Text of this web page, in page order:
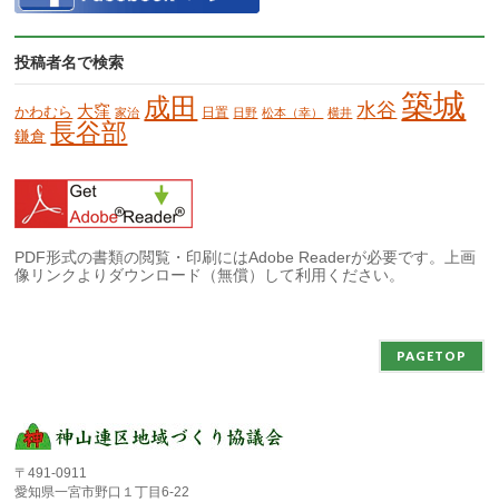
投稿者名で検索
かわむら 大窪 家治 成田 日置 日野 松本（幸） 横井 水谷 築城
鎌倉 長谷部
PDF形式の書類の閲覧・印刷にはAdobe Readerが必要です。上画
像リンクよりダウンロード（無償）して利用ください。
PAGETOP
〒491-0911
愛知県一宮市野口１丁目6-22